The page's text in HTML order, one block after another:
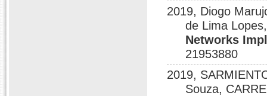
2019, Diogo
de Lima
Networks
21953880
2019,
Souza,